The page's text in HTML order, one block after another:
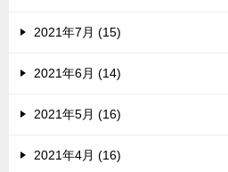
2021年7月 (15)
2021年6月 (14)
2021年5月 (16)
2021年4月 (16)